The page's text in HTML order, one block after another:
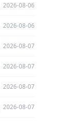
2026-08-06
2026-08-06
2026-08-07
2026-08-07
2026-08-07
2026-08-07